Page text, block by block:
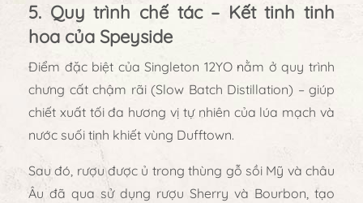
5. Quy trình chế tác – Kết tinh tinh
hoa của Speyside
Điểm đặc biệt của Singleton 12YO nằm ởquy trình
chưng cất chậm rãi (Slow Batch Distillation) – giúp
chiết xuất tối đa hương vị tự nhiên của lúa mạch và
nước suối tinh khiết vùng Dufftown.
Sau đó, rượu được ủ trong thùng gỗ sồi Mỹ và châu
Âu đã qua sử dụng rượu Sherry và Bourbon, tạo